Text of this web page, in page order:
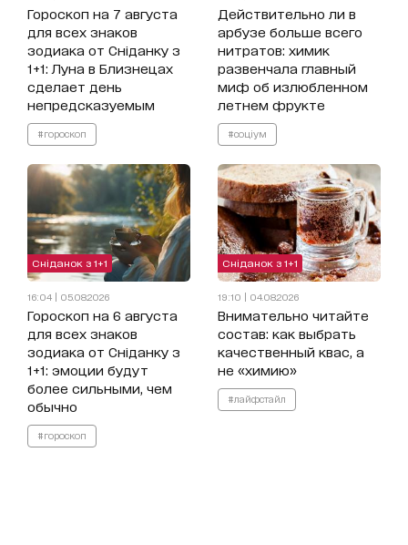
Гороскоп на 7 августа
для всех знаков
зодиака от Сніданку з
1+1: Луна в Близнецах
сделает день
непредсказуемым
#гороскоп
Действительно ли в
арбузе больше всего
нитратов: химик
развенчала главный
миф об излюбленном
летнем фрукте
#соціум
Сніданок з 1+1
16:04 | 05.08.2026
Гороскоп на 6 августа
для всех знаков
зодиака от Сніданку з
1+1: эмоции будут
более сильными, чем
обычно
#гороскоп
Сніданок з 1+1
19:10 | 04.08.2026
Внимательно читайте
состав: как выбрать
качественный квас, а
не «химию»
#лайфстайл